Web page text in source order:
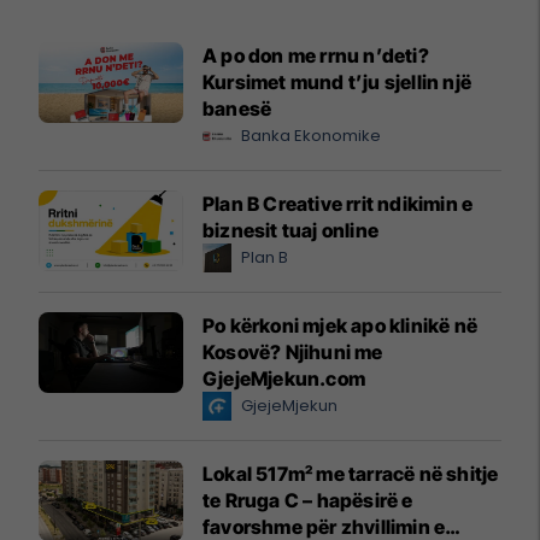
A po don me rrnu n’deti?
Kursimet mund t’ju sjellin një
banesë
Banka Ekonomike
Plan B Creative rrit ndikimin e
biznesit tuaj online
Plan B
Po kërkoni mjek apo klinikë në
Kosovë? Njihuni me
GjejeMjekun.com
GjejeMjekun
Lokal 517m² me tarracë në shitje
te Rruga C – hapësirë e
favorshme për zhvillimin e